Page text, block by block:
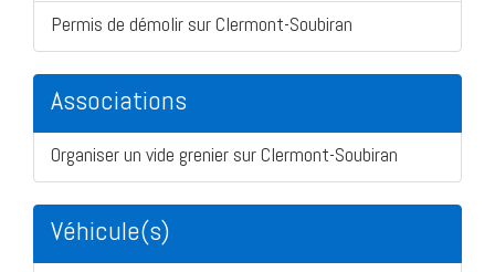
Permis de démolir sur Clermont-Soubiran
Associations
Organiser un vide grenier sur Clermont-Soubiran
Véhicule(s)